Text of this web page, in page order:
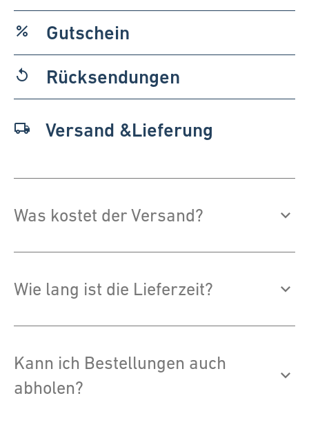
percent Gutschein
replay Rücksendungen
local_shipping Versand &Lieferung
Was kostet der Versand?
Wie lang ist die Lieferzeit?
Kann ich Bestellungen auch
abholen?